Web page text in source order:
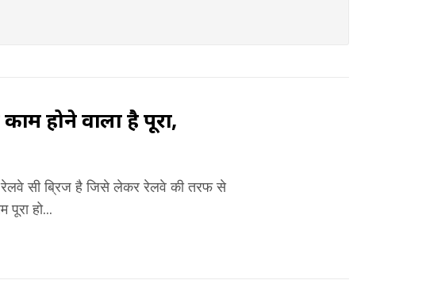
होने वाला है पूरा,
सी ब्रिज है जिसे लेकर रेलवे की तरफ से
हो...